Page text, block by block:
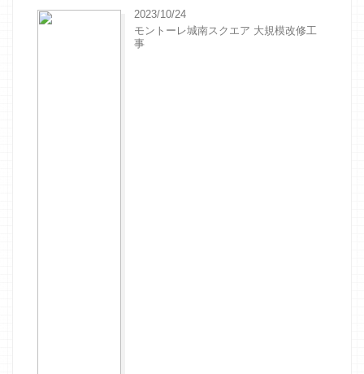
2023/10/24
モントーレ城南スクエア 大規模改修工
事